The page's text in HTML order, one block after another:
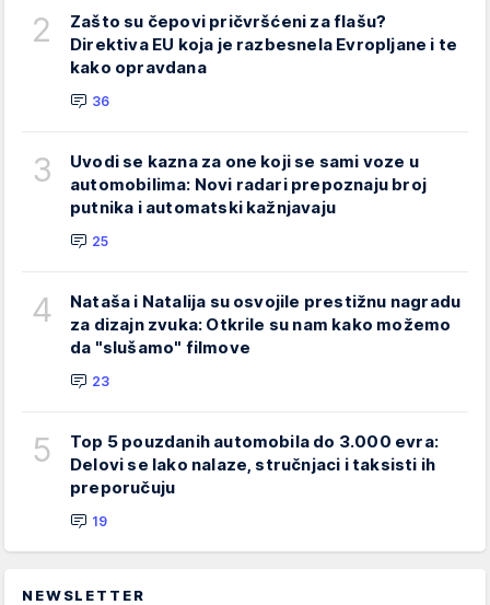
2
Zašto su čepovi pričvršćeni za flašu?
Direktiva EU koja je razbesnela Evropljane i te
kako opravdana
36
3
Uvodi se kazna za one koji se sami voze u
automobilima: Novi radari prepoznaju broj
putnika i automatski kažnjavaju
25
4
Nataša i Natalija su osvojile prestižnu nagradu
za dizajn zvuka: Otkrile su nam kako možemo
da "slušamo" filmove
23
5
Top 5 pouzdanih automobila do 3.000 evra:
Delovi se lako nalaze, stručnjaci i taksisti ih
preporučuju
19
NEWSLETTER